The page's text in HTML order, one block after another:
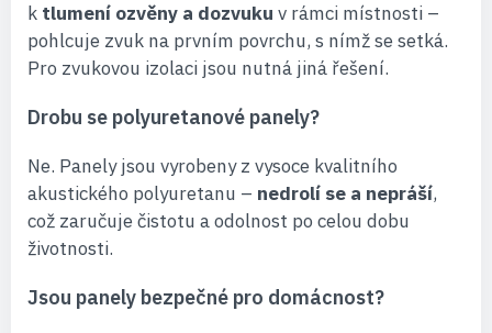
k tlumení ozvěny a dozvuku v rámci místnosti –
pohlcuje zvuk na prvním povrchu, s nímž se setká.
Pro zvukovou izolaci jsou nutná jiná řešení.
Drobu se polyuretanové panely?
Ne. Panely jsou vyrobeny z vysoce kvalitního
akustického polyuretanu – nedrolí se a nepráší,
což zaručuje čistotu a odolnost po celou dobu
životnosti.
Jsou panely bezpečné pro domácnost?